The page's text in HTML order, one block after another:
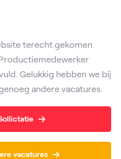
terecht gekomen
Gelukkig hebben we bij
andere vacatures.
vacatures